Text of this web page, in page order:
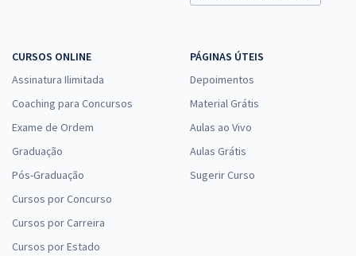
CURSOS ONLINE
Assinatura Ilimitada
Coaching para Concursos
Exame de Ordem
Graduação
Pós-Graduação
Cursos por Concurso
Cursos por Carreira
Cursos por Estado
PÁGINAS ÚTEIS
Depoimentos
Material Grátis
Aulas ao Vivo
Aulas Grátis
Sugerir Curso